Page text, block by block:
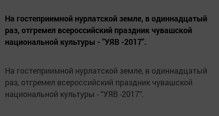
На гостеприимной нурлатской земле, в одиннадцатый
раз, отгремел всероссийский праздник чувашской
национальной культуры - "УЯВ -2017".
На гостеприимной нурлатской земле, в одиннадцатый
раз, отгремел всероссийский праздник чувашской
национальной культуры - "УЯВ -2017".